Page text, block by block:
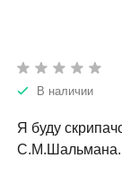
В наличии
Я буду
С.М.Шальмана.